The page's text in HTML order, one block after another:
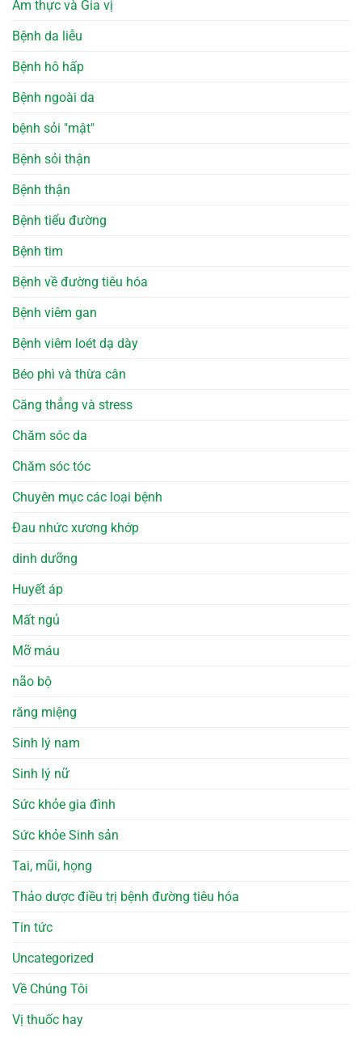
Ẩm thực và Gia vị
Bệnh da liễu
Bệnh hô hấp
Bệnh ngoài da
bệnh sỏi "mật"
Bệnh sỏi thận
Bệnh thận
Bệnh tiểu đường
Bệnh tim
Bệnh về đường tiêu hóa
Bệnh viêm gan
Bệnh viêm loét dạ dày
Béo phì và thừa cân
Căng thẳng và stress
Chăm sóc da
Chăm sóc tóc
Chuyên mục các loại bệnh
Đau nhức xương khớp
dinh dưỡng
Huyết áp
Mất ngủ
Mỡ máu
não bộ
răng miệng
Sinh lý nam
Sinh lý nữ
Sức khỏe gia đình
Sức khỏe Sinh sản
Tai, mũi, họng
Thảo dược điều trị bệnh đường tiêu hóa
Tin tức
Uncategorized
Về Chúng Tôi
Vị thuốc hay